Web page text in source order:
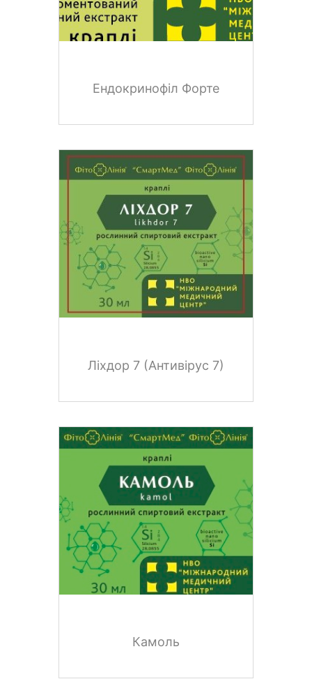
Ендокринофіл Форте
Ліхдор 7 (Антивірус 7)
Камоль